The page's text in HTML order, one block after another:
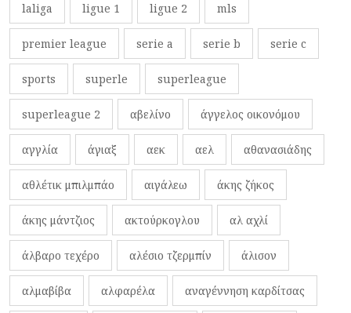
laliga ligue 1 ligue 2 mls
premier league serie a serie b serie c
sports superle superleague
superleague 2 αβελίνο άγγελος οικονόμου
αγγλία άγιαξ αεκ αελ αθανασιάδης
αθλέτικ μπιλμπάο αιγάλεω άκης ζήκος
άκης μάντζιος ακτούρκογλου αλ αχλί
άλβαρο τεχέρο αλέσιο τζερμπίν άλισον
αλμαβίβα αλφαρέλα αναγέννηση καρδίτσας